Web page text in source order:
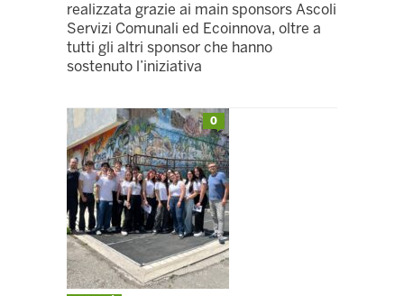
realizzata grazie ai main sponsors Ascoli
Servizi Comunali ed Ecoinnova, oltre a
tutti gli altri sponsor che hanno
sostenuto l’iniziativa
0